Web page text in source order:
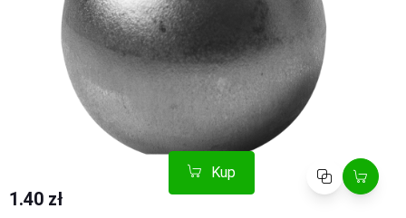
Kup Porównaj
1.40 zł